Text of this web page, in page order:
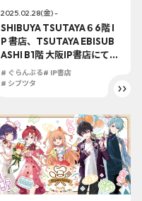
2025.02.28(金) -
SHIBUYA TSUTAYA６6階 I
P 書店、TSUTAYA EBISUB
ASHI B1階 大阪IP書店にて
『ぐらんぶる』連載10周年
記念フェアin TSUTAYA IP書
げます！！
# ぐらんぶる# IP書店
# シブツタ